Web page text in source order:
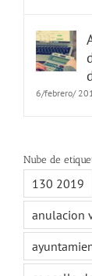
6/febrero/
Nube de
130 2019
anulacion